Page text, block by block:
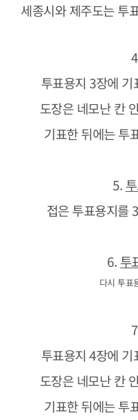
세종시와 제주도는 투
투표용지 3장에
도장은 네모난 칸
기표한 뒤에는 투
5.
접은 투표용지를
6. 투
다시 투표
투표용지 4장에
도장은 네모난 칸
기표한 뒤에는 투